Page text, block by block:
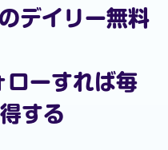
デイリー無料
ローすれば毎
する